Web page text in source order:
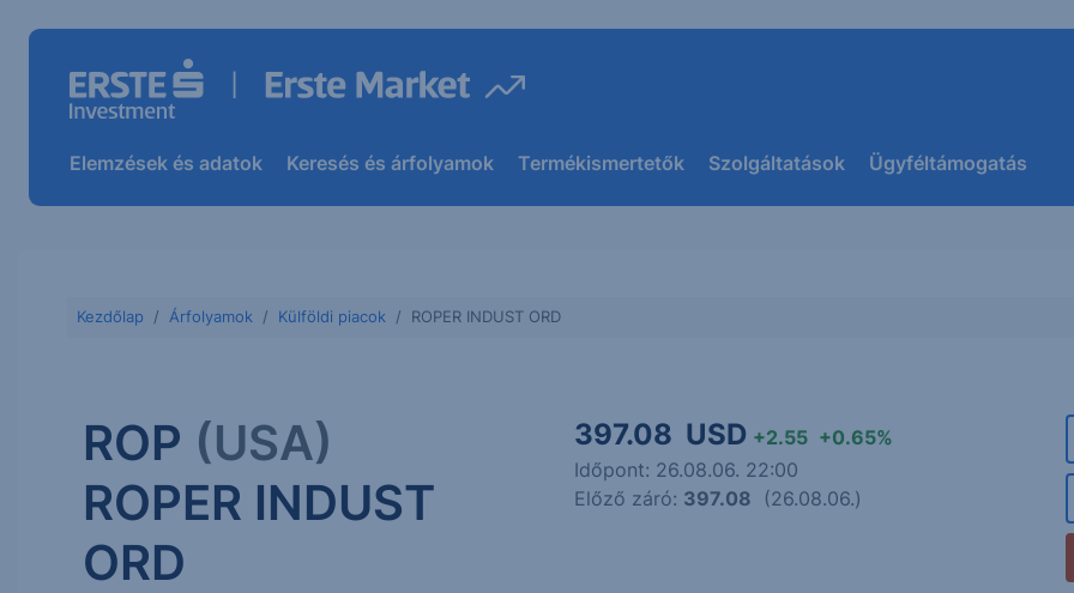
Elemzések és adatok Keresés és árfolyamok Termékismertetők Szolgáltatások Ügyféltámogatás
Kezdőlap Árfolyamok Külföldi piacok ROPER INDUST ORD
ROP (USA)
ROPER INDUST
ORD
397.08 USD +2.55 +0.65%
Időpont: 26.08.06. 22:00
Előző záró: 397.08 (26.08.06.)